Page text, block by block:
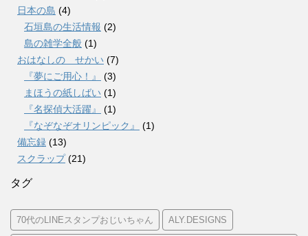
日本の島 (4)
石垣島の生活情報 (2)
島の雑学全般 (1)
おはなしの せかい (7)
『夢にご用心！』
(3)
まほうの紙しばい (1)
『名探偵大活躍』
(1)
『なぞなぞオリンピック』
(1)
備忘録 (13)
スクラップ(21)
タグ
70代のLINEスタンプおじいちゃん ALY.DESIGNS